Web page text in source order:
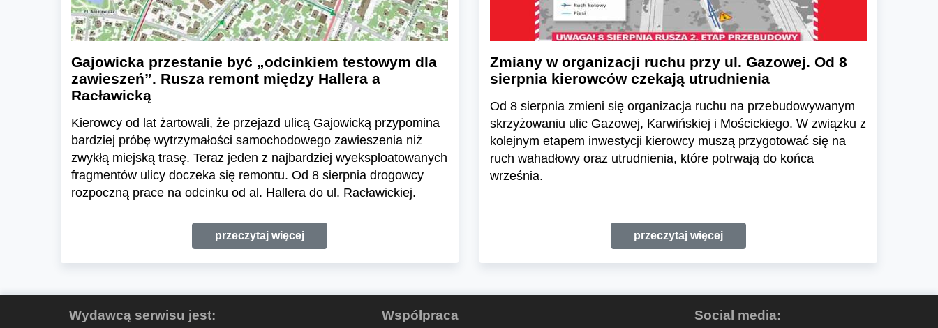
Gajowicka przestanie być „odcinkiem testowym dla
zawieszeń”. Rusza remont między Hallera a
Racławicką
Kierowcy od lat żartowali, że przejazd ulicą Gajowicką przypomina
bardziej próbę wytrzymałości samochodowego zawieszenia niż
zwykłą miejską trasę. Teraz jeden z najbardziej wyeksploatowanych
fragmentów ulicy doczeka się remontu. Od 8 sierpnia drogowcy
rozpoczną prace na odcinku od al. Hallera do ul. Racławickiej.
przeczytaj więcej
Zmiany w organizacji ruchu przy ul. Gazowej. Od 8
sierpnia kierowców czekają utrudnienia
Od 8 sierpnia zmieni się organizacja ruchu na przebudowywanym
skrzyżowaniu ulic Gazowej, Karwińskiej i Mościckiego. W związku z
kolejnym etapem inwestycji kierowcy muszą przygotować się na
ruch wahadłowy oraz utrudnienia, które potrwają do końca
września.
przeczytaj więcej
Wydawcą serwisu jest: Współpraca Social media: